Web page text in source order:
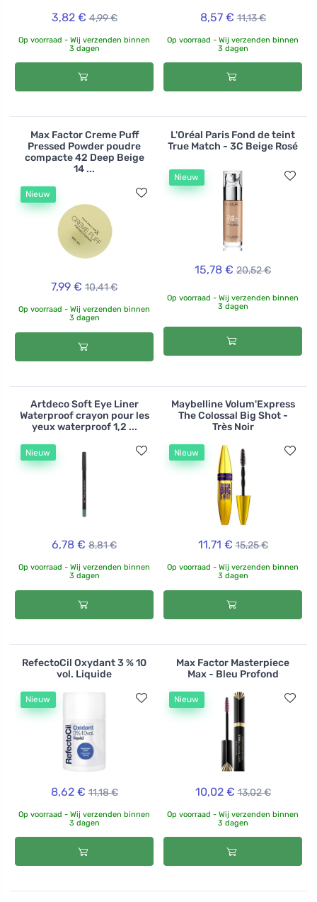
3,82 € 4,99 €
Op voorraad - Wij verzenden binnen
3 dagen
8,57 € 11,13 €
Op voorraad - Wij verzenden binnen
3 dagen
Max Factor Creme Puff
Pressed Powder poudre
compacte 42 Deep Beige
14 ...
Nieuw
7,99 € 10,41 €
Op voorraad - Wij verzenden binnen
3 dagen
L'Oréal Paris Fond de teint
True Match - 3C Beige Rosé
Nieuw
15,78 € 20,52 €
Op voorraad - Wij verzenden binnen
3 dagen
Artdeco Soft Eye Liner
Waterproof crayon pour les
yeux waterproof 1,2 ...
Nieuw
6,78 € 8,81 €
Op voorraad - Wij verzenden binnen
3 dagen
Maybelline Volum'Express
The Colossal Big Shot -
Très Noir
Nieuw
11,71 € 15,25 €
Op voorraad - Wij verzenden binnen
3 dagen
RefectoCil Oxydant 3 % 10
vol. Liquide
Nieuw
8,62 € 11,18 €
Op voorraad - Wij verzenden binnen
3 dagen
Max Factor Masterpiece
Max - Bleu Profond
Nieuw
10,02 € 13,02 €
Op voorraad - Wij verzenden binnen
3 dagen